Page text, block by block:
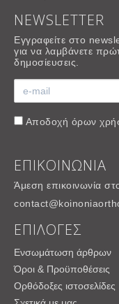
NEWSLETTER
Εγγραφείτε στο
για να λαμβάνετε
δημοσίευσεις.
Αποδοχή όρων
ΕΠΙΚΟΙΝΩΝΙΑ
Άμεση επικοινωνία
ΕΠΙΛΟΓΕΣ
Ενσωμάτωση άρθρων
Όροι & Προϋποθέσεις
Ορθόδοξες ιστοσελίδες